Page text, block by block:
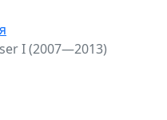
I (2007—2013)